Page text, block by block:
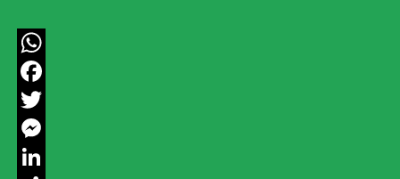
WhatsApp
Facebook
Twitter
Messenger